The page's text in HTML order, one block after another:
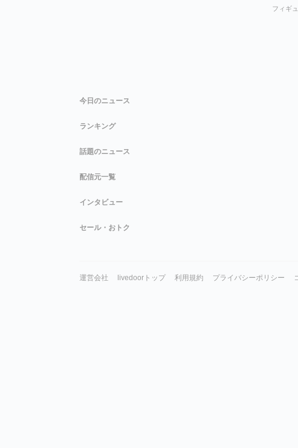
フィギ
今日のニュース
ランキング
話題のニュース
配信元一覧
インタビュー
セール・おトク
運営会社 livedoorトップ 利用規約 プライバシーポリシー